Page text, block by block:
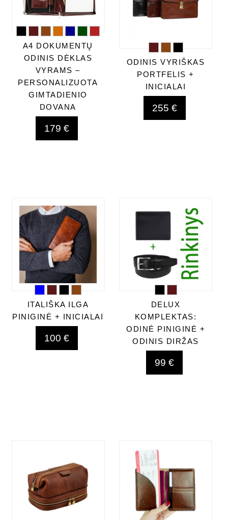
A4 DOKUMENTŲ
ODINIS DĖKLAS
VYRAMS –
PERSONALIZUOTA
GIMTADIENIO
DOVANA
179 €
ODINIS VYRIŠKAS
PORTFELIS +
INICIALAI
255 €
ITALIŠKA ILGA
PINIGINĖ + INICIALAI
100 €
DELUX
KOMPLEKTAS:
ODINĖ PINIGINĖ +
ODINIS DIRŽAS
99 €